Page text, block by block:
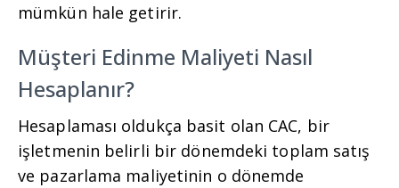
mümkün hale getirir.
Müşteri Edinme Maliyeti Nasıl
Hesaplanır?
Hesaplaması oldukça basit olan CAC, bir
işletmenin belirli bir dönemdeki toplam satış
ve pazarlama maliyetinin o dönemde